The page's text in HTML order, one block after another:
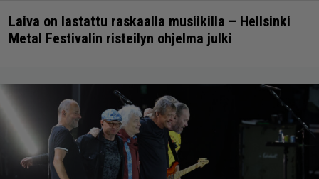
Laiva on lastattu raskaalla musiikilla – Hellsinki
Metal Festivalin risteilyn ohjelma julki